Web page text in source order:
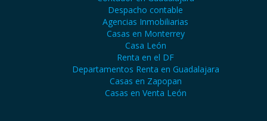
Despacho contable
Agencias Inmobiliarias
Casas en Monterrey
Casa León
Renta en el DF
Departamentos Renta en Guadalajara
Casas en Zapopan
Casas en Venta León